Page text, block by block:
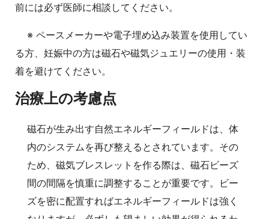
前には必ず医師に相談してください。
※ ペースメーカーや電子埋め込み装置を使用してい
る方、妊娠中の方は磁石や磁気ジュエリーの使用・装
着を避けてください。
治療上の考慮点
磁石が生み出す自然エネルギーフィールドは、体
内のシステムを再び整えるとされています。その
ため、磁気ブレスレットを作る際は、磁石ビーズ
間の間隔を慎重に調整することが重要です。ビー
ズを密に配置すればエネルギーフィールドは強く